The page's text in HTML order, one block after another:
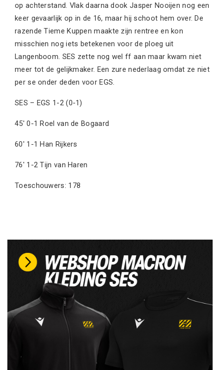
op achterstand. Vlak daarna dook Jasper Nooijen nog een
keer gevaarlijk op in de 16, maar hij schoot hem over. De
razende Tieme Kuppen maakte zijn rentree en kon
misschien nog iets betekenen voor de ploeg uit
Langenboom. SES zette nog wel ff aan maar kwam niet
meer tot de gelijkmaker. Een zure nederlaag omdat ze niet
per se onder deden voor EGS.
SES – EGS 1-2 (0-1)
45′ 0-1 Roel van de Bogaard
60′ 1-1 Han Rijkers
76′ 1-2 Tijn van Haren
Toeschouwers: 178